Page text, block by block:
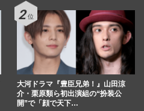
大河ドラマ『豊臣兄弟！』山田涼
介・栗原類ら初出演組の“扮装公
開”で「顔で天下…